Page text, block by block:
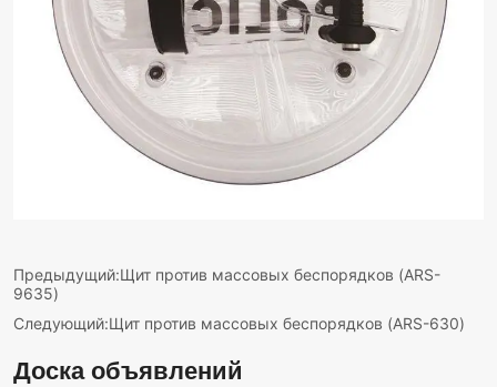
Предыдущий:Щит против массовых беспорядков (ARS-
9635)
Следующий:Щит против массовых беспорядков (ARS-630)
Доска объявлений